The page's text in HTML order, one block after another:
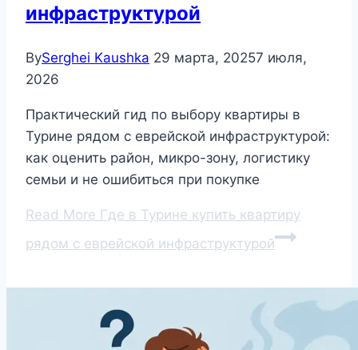
инфраструктурой
BySerghei Kaushka 29 марта, 20257 июля,
2026
Практический гид по выбору квартиры в
Турине рядом с еврейской инфраструктурой:
как оценить район, микро-зону, логистику
семьи и не ошибиться при покупке
Read More Где в Турине купить квартиру
рядом с еврейской инфраструктурой